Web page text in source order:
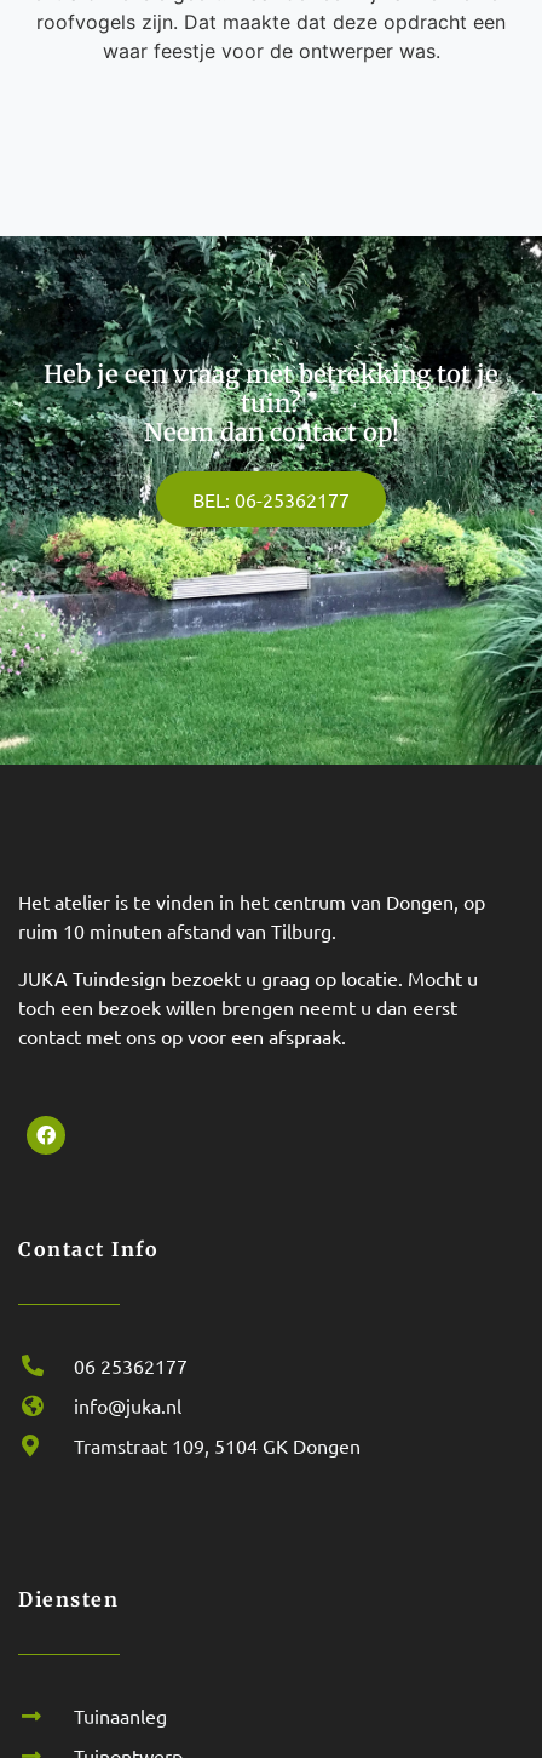
roofvogels zijn. Dat maakte dat deze opdracht een
waar feestje voor de ontwerper was.
Heb je een vraag met betrekking tot je
tuin?
Neem dan contact op!
BEL: 06-25362177
Het atelier is te vinden in het centrum van Dongen, op
ruim 10 minuten afstand van Tilburg.
JUKA Tuindesign bezoekt u graag op locatie. Mocht u
toch een bezoek willen brengen neemt u dan eerst
contact met ons op voor een afspraak.
Contact Info
06 25362177
info@juka.nl
Tramstraat 109, 5104 GK Dongen
Diensten
Tuinaanleg